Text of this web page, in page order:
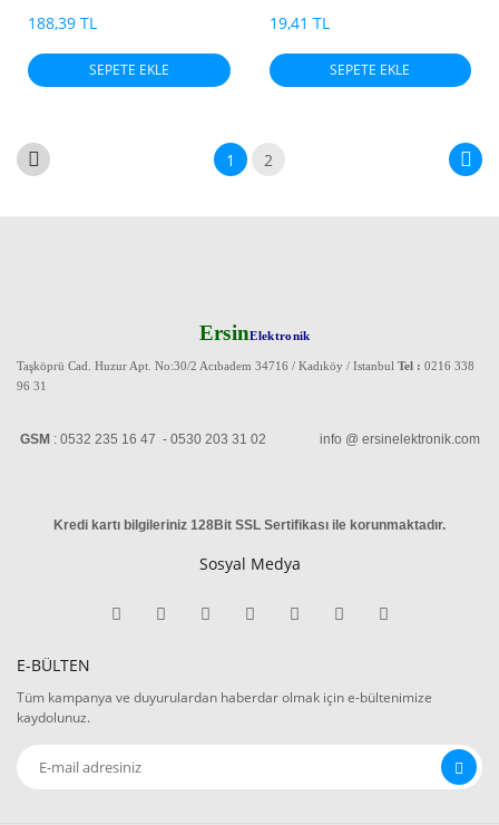
188,39 TL
SEPETE EKLE
19,41 TL
SEPETE EKLE
1 2
ErsinElektronik
Taşköprü Cad. Huzur Apt. No:30/2 Acıbadem 34716 / Kadıköy / Istanbul Tel : 0216 338
96 31
GSM : 0532 235 16 47 - 0530 203 31 02 info @ ersinelektronik.com
Kredi kartı bilgileriniz 128Bit SSL Sertifikası ile korunmaktadır.
Sosyal Medya
E-BÜLTEN
Tüm kampanya ve duyurulardan haberdar olmak için e-bültenimize
kaydolunuz.